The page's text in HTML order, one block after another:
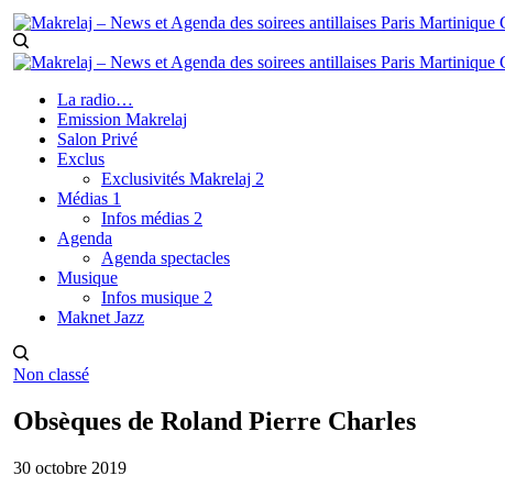
La radio…
Emission Makrelaj
Salon Privé
Exclus
Exclusivités Makrelaj 2
Médias 1
Infos médias 2
Agenda
Agenda spectacles
Musique
Infos musique 2
Maknet Jazz
Non classé
Obsèques de Roland Pierre Charles
30 octobre 2019